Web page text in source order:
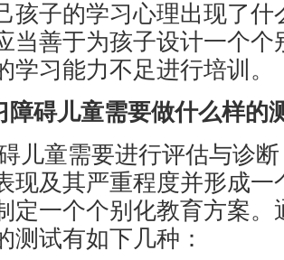
孩子的学习心理出现了什
当善于为孩子设计一个个
学习能力不足进行培训。
障碍儿童需要做什么样的
儿童需要进行评估与诊
现及其严重程度并形成一
定一个个别化教育方案。
测试有如下几种：